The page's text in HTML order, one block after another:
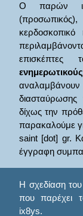
Ο παρών
(προσωπικός),
ενημερωτικούς
δίχως την
παρακαλούμε
saint [dot] gr.
έγγραφη
Η σχεδίαση
που παρέχει
ix8ys.